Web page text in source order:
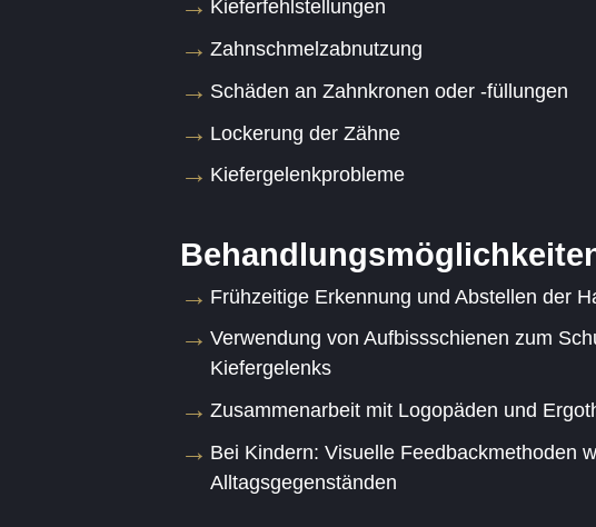
Kieferfehlstellungen
Zahnschmelzabnutzung
Schäden an Zahnkronen oder -füllungen
Lockerung der Zähne
Kiefergelenkprobleme
Frühzeitige Erkennung und Abstellen der
Verwendung von Aufbissschienen zum
Kiefergelenks
Zusammenarbeit mit Logopäden und
Bei Kindern: Visuelle Feedbackmethoden
Alltagsgegenständen